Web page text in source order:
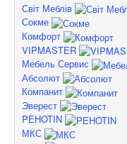
Світ Меблів
Сокме
Комфорт
VIPMASTER
Мебель Сервис
Абсолют
Компанит
Эверест
PEHOTIN
МКС